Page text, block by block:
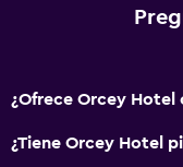
¿Ofrece Orcey Hotel
¿Tiene Orcey Hotel